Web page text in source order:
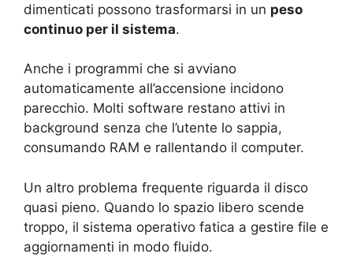
dimenticati possono trasformarsi in un peso
continuo per il sistema.
Anche i programmi che si avviano
automaticamente all’accensione incidono
parecchio. Molti software restano attivi in
background senza che l’utente lo sappia,
consumando RAM e rallentando il computer.
Un altro problema frequente riguarda il disco
quasi pieno. Quando lo spazio libero scende
troppo, il sistema operativo fatica a gestire file e
aggiornamenti in modo fluido.